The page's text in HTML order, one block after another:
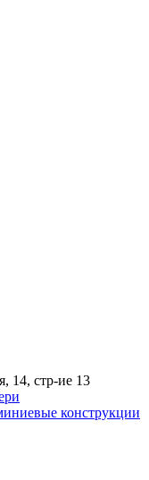
14, стр-ие 13
конструкции